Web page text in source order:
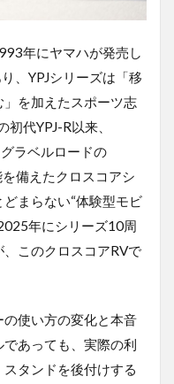
年にヤマハが発売し
、YPJシリーズは「移
を加えたスポーツ志
代YPJ-R以来、
ラベルロードの
備えたクロスコアシ
まらない“体験型モビ
年にシリーズ10周
このクロスコアRVで
使い方の変化と本音
あっても、実際の利
タンドを後付けする